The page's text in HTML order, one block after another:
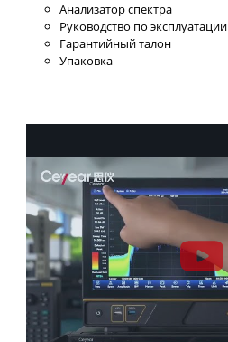
Анализатор спектра
Руководство по эксплуатации
Гарантийный талон
Упаковка